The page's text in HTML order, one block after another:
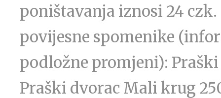
poništavanja iznosi 24
povijesne spomenike
podložne promjeni):
Praški dvorac Mali krug